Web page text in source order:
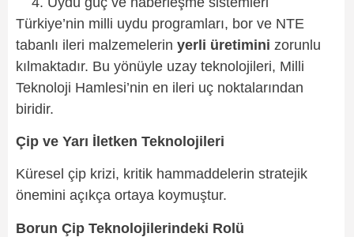
Türkiye’nin milli uydu programları, bor ve NTE
tabanlı ileri malzemelerin yerli üretimini zorunlu
kılmaktadır. Bu yönüyle uzay teknolojileri, Milli
Teknoloji Hamlesi’nin en ileri uç noktalarından
biridir.
Çip ve Yarı İletken Teknolojileri
Küresel çip krizi, kritik hammaddelerin stratejik
önemini açıkça ortaya koymuştur.
Borun Çip Teknolojilerindeki Rolü